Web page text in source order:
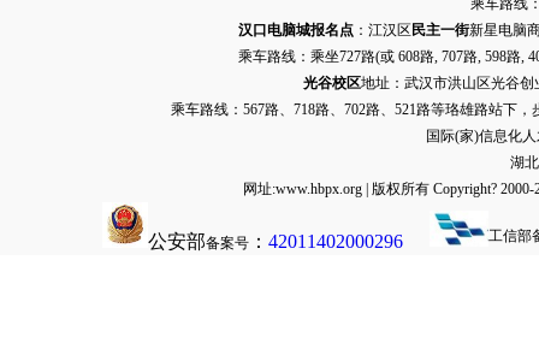
乘车路线
汉口电脑城报名点：江汉区 民主一街新星电脑
乘车路线：乘坐727路(或 608路, 707路, 598路,
光谷校区地址：武汉市洪山区光谷创
乘车路线：567路、718路、702路、521路等珞雄路站下
国际(家)信息化
湖
网址:www.hbpx.org | 版权所有 Copyright?
公安部备案号 ： 42011402000296 工信部